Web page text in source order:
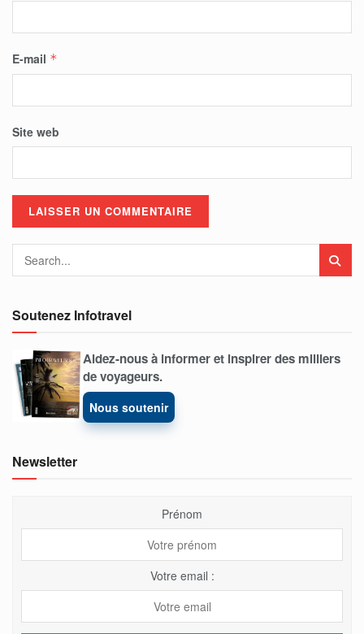
E-mail *
Site web
Soutenez Infotravel
Aidez-nous à informer et inspirer des milliers
de voyageurs.
Nous soutenir
Newsletter
Prénom
Votre email :